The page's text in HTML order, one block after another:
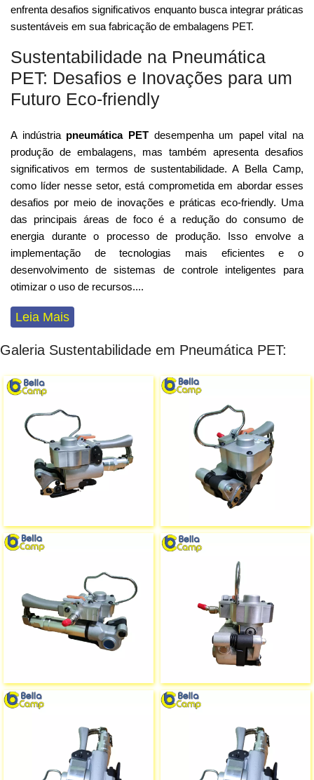
enfrenta desafios significativos enquanto busca integrar práticas
sustentáveis em sua fabricação de embalagens PET.
Sustentabilidade na Pneumática
PET: Desafios e Inovações para um
Futuro Eco-friendly
A indústria pneumática PETdesempenha um papel vital na
produção de embalagens, mas também apresenta desafios
significativos em termos de sustentabilidade. A Bella Camp,
como líder nesse setor, está comprometida em abordar esses
desafios por meio de inovações e práticas eco-friendly. Uma
das principais áreas de foco é a redução do consumo de
energia durante o processo de produção. Isso envolve a
implementação de tecnologias mais eficientes e o
desenvolvimento de sistemas de controle inteligentes para
otimizar o uso de recursos....
Leia Mais
Galeria Sustentabilidade em Pneumática PET: